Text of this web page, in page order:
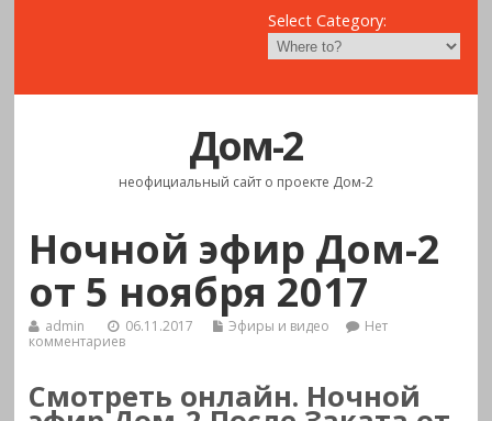
Select Category:
Дом-2
неофициальный сайт о проекте Дом-2
Ночной эфир Дом-2
от 5 ноября 2017
admin 06.11.2017 Эфиры и видео
Нет
комментариев
Смотреть онлайн. Ночной